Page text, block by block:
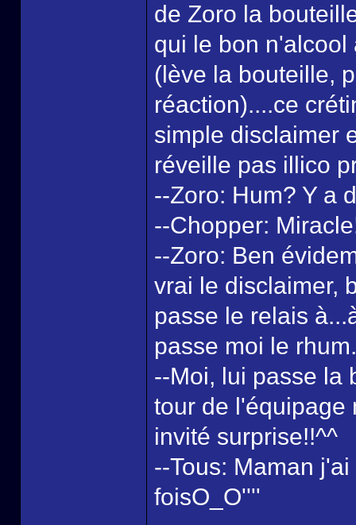
de Zoro la
qui le bon n'alcool
(lève la bouteille,
réaction)....ce
simple disclaimer
réveille pas illico
--Zoro: Hum? Y a
--Chopper:
--Zoro: Ben
vrai le disclaimer,
passe le relais
passe moi le rhum.
--Moi, lui passe la
tour de l'équipage
invité surprise!!^^
--Tous: Maman
foisO_O''''